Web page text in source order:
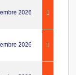
2026
2026